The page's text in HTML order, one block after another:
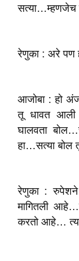
सत्या…म्हणजेच
रेणुका : अरे पण
आजोबा : हो
तू धावत
घालवता
हा…सत्या बोल
रेणुका : रुपेशने
मागितली
करतो आहे…